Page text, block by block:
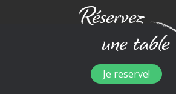
Réservez
une table
Je reserve!